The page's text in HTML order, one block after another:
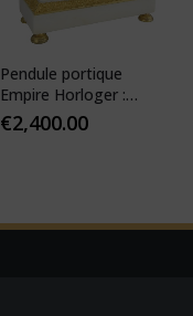
Pendule portique
Empire Horloger :
VEIBEL 1810
€2,400.00